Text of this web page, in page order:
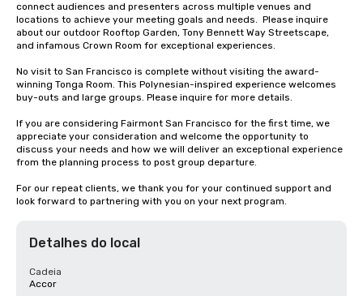
connect audiences and presenters across multiple venues and
locations to achieve your meeting goals and needs.  Please inquire
about our outdoor Rooftop Garden, Tony Bennett Way Streetscape,
and infamous Crown Room for exceptional experiences.
No visit to San Francisco is complete without visiting the award-
winning Tonga Room. This Polynesian-inspired experience welcomes
buy-outs and large groups. Please inquire for more details.
If you are considering Fairmont San Francisco for the first time, we
appreciate your consideration and welcome the opportunity to
discuss your needs and how we will deliver an exceptional experience
from the planning process to post group departure.
For our repeat clients, we thank you for your continued support and
look forward to partnering with you on your next program.
Detalhes do local
Cadeia
Accor